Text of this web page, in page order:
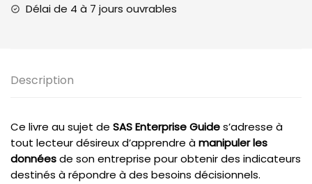
Délai de 4 à 7 jours ouvrables
Description
Ce livre au sujet de SAS Enterprise Guides’adresse à
tout lecteur désireux d’apprendre àmanipuler les
donnéesde son entreprise pour obtenir des indicateurs
destinés à répondre à des besoins décisionnels.